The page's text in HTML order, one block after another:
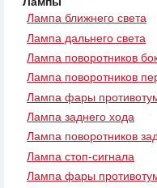
Лампа ближнего света
Лампа дальнего света
Лампа поворотников
Лампа поворотников
Лампа фары
Лампа заднего хода
Лампа поворотников
Лампа стоп-сигнала
Лампа фары